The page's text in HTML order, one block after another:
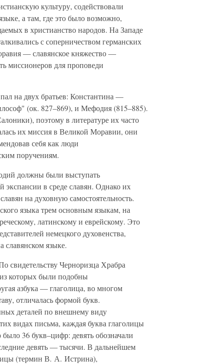
культуру, содействовали
а там, где это было возможно,
в христианство народов. На Западе
с соперничеством германских
— славянское княжество —
миссионеров для проповеди
на двух братьев: Константина —
(ок. 827–869), и Мефодия (815–885).
поэтому в литературе их часто
их миссия в Великой Моравии, они
себя как люди
поручениям.
должны были выступать
экспансии в среде славян. Однако их
на духовную самостоятельность.
языка трем основным языкам, на
латинскому и еврейскому. Это
немецкого духовенства,
славянском языке.
свидетельству Черноризца Храбра
которых были подобны
азбука — глаголица, во многом
отличалась формой букв.
деталей по внешнему виду
видах письма, каждая буква глаголицы
36 букв–цифр: девять обозначали
девять — тысячи. В дальнейшем
(термин В. А. Истрина),